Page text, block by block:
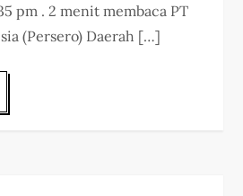
pm . 2 menit membaca PT
(Persero) Daerah […]